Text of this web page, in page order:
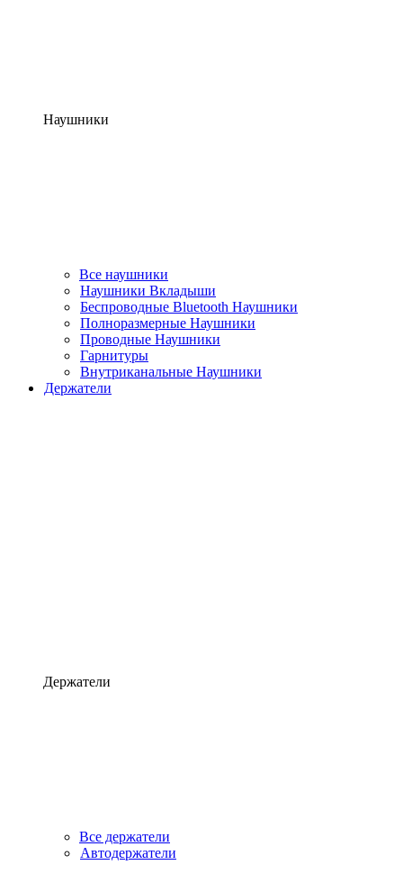
Наушники
Все наушники
Наушники Вкладыши
Беспроводные Bluetooth Наушники
Полноразмерные Наушники
Проводные Наушники
Гарнитуры
Внутриканальные Наушники
Держатели
Держатели
Все держатели
Автодержатели